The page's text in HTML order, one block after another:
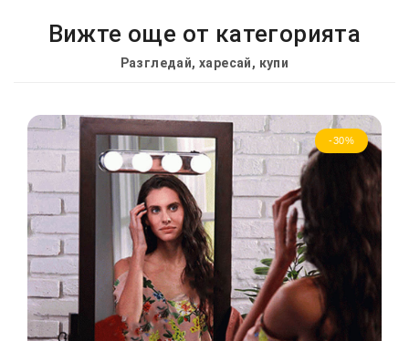
Вижте още от категорията
Разгледай, харесай, купи
-30%